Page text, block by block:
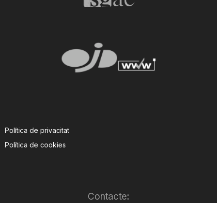
Política de privacitat
Política de cookies
Contacte: